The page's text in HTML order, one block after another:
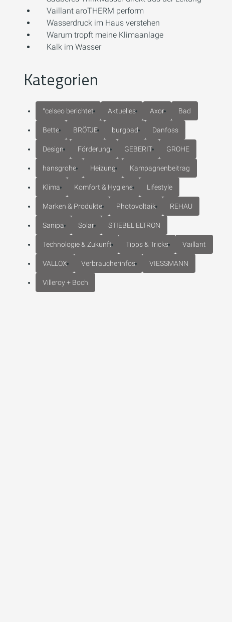
Vaillant aroTHERM perform
Wasserdruck im Haus verstehen
Warum tropft meine Klimaanlage
Kalk im Wasser
Kategorien
°celseo berichtet Aktuelles Axor Bad
Bette BRÖTJE burgbad Danfoss
Design Förderung GEBERIT GROHE
hansgrohe Heizung Kampagnenbeitrag
Klima Komfort & Hygiene Lifestyle
Marken & Produkte Photovoltaik REHAU
Sanipa Solar STIEBEL ELTRON
Technologie & Zukunft Tipps & Tricks Vaillant
VALLOX Verbraucherinfos VIESSMANN
Villeroy + Boch